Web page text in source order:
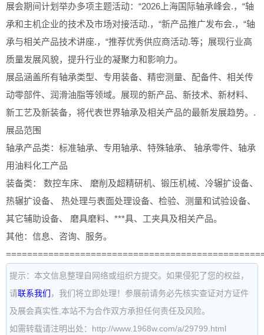
展会期间计划举办多项主题活动：“2026上海国际轴承峰会.，“轴
承和主机企业的技术及市场对接活动.，“新产品推广发布会.，“轴
承与相关产品技术讲座.，“推荐优秀供应商活动.等；展现行业高
质量发展风貌，提升行业的凝聚力和影响力。
展品涵盖所有轴承类型、专用装备、精密测量、配备件、相关传
动零部件、润滑油脂等领域。展现的新产品、新技术、新材料、
新工艺及新装备，将代表世界轴承及相关产品的最新发展趋势。.
展品范围
轴承产品类：标准轴承、专用轴承、特殊轴承、 轴承零件、轴承
用油料化工产品
装备类： 数控车床、 磨削及超精研机、锻压机械、冷辗扩设备、
热辗扩设备、 热处理与表面处理设备、检验、测量和试验设备、
其它辅助设备、 磨具磨料、***具、工夹具及相关产品。
其他：信息、咨询、服务。
提示：本文信息整理自网络或组织方提交。如果侵犯了您的权益，
请联系我们 ，我们将立即处理！参展前请务必先核实查证对方证件
及展会真实性,本站不为合作双方承担任何责任及风险。
如需转载请注明出处：http://www.1968w.com/a/29799.html